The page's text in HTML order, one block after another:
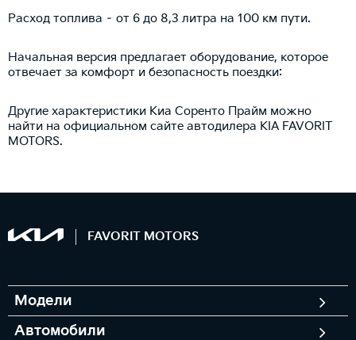
Расход топлива – от 6 до 8,3 литра на 100 км пути.
Начальная версия предлагает оборудование, которое
отвечает за комфорт и безопасность поездки:
Другие характеристики Киа Соренто Прайм можно
найти на официальном сайте автодилера KIA FAVORIT
MOTORS.
FAVORIT MOTORS
Модели
Автомобили